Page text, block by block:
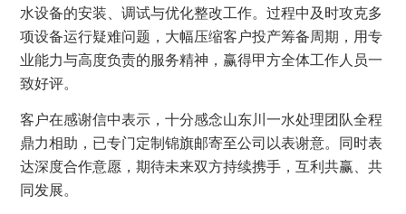
水设备的安装、调试与优化整改工作。过程中及时攻克多
项设备运行疑难问题，大幅压缩客户投产筹备周期，用专
业能力与高度负责的服务精神，赢得甲方全体工作人员一
致好评。
客户在感谢信中表示，十分感念山东川一水处理团队全程
鼎力相助，已专门定制锦旗邮寄至公司以表谢意。同时表
达深度合作意愿，期待未来双方持续携手，互利共赢、共
同发展。